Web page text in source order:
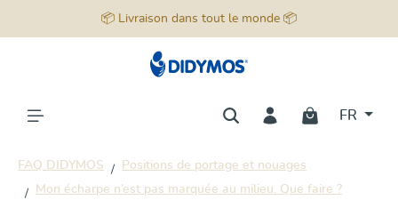
📦 Livraison dans tout le monde 📦
FR
FAQ DIDYMOS
Positions de portage et nouages
Mon écharpe n’est pas marquée au milieu. Que faire ?